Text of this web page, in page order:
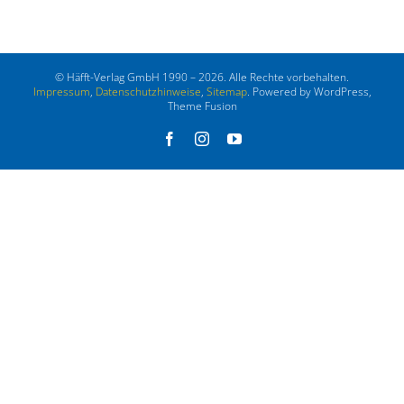
© Häfft-Verlag GmbH 1990 – 2026. Alle Rechte vorbehalten.
Impressum, Datenschutzhinweise, Sitemap. Powered by WordPress,
Theme Fusion
FacebookInstagramYouTube